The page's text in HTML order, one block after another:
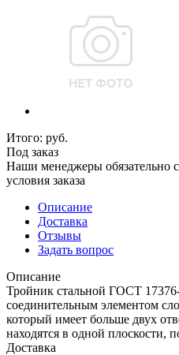
Итого: руб.
Под заказ
Наши менеджеры обязательно
условия заказа
Описание
Доставка
Отзывы
Задать вопрос
Описание
Тройник стальной ГОСТ 17376-
соединительным элементом
который имеет больше двух
находятся в одной плоскости,
Доставка